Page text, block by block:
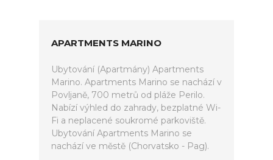
APARTMENTS MARINO
Ubytování (Apartmány) Apartments
Marino. Apartments Marino se nachází v
Povljaně, 700 metrů od pláže Perilo.
Nabízí výhled do zahrady, bezplatné Wi-
Fi a neplacené soukromé parkoviště.
Ubytování Apartments Marino se
nachází ve městě (Chorvatsko - Pag).